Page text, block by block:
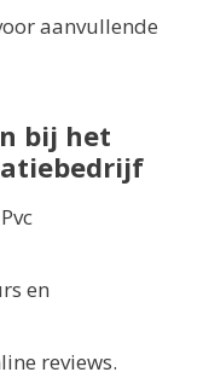
aanvullende
bij het
en
reviews.